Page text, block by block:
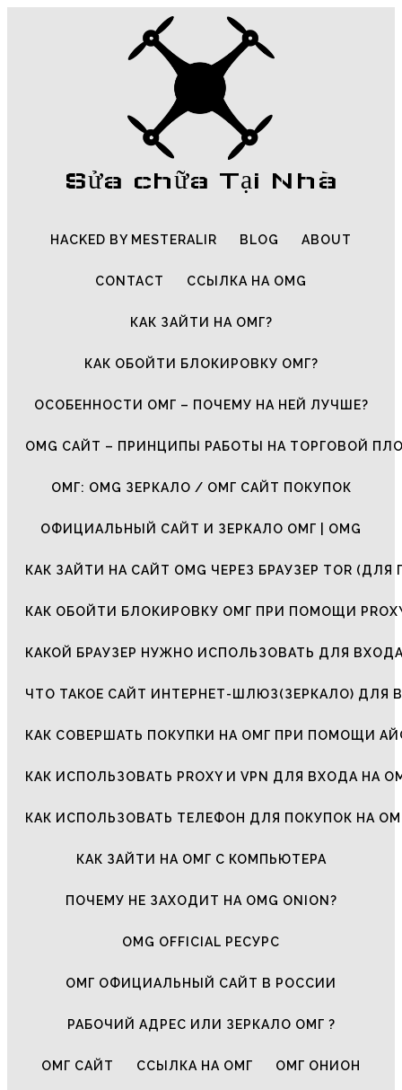
Sửa chữa Tại Nhà
HACKED BY MESTERALIR BLOG ABOUT
CONTACT ССЫЛКА НА OMG
КАК ЗАЙТИ НА ОМГ?
КАК ОБОЙТИ БЛОКИРОВКУ ОМГ?
ОСОБЕННОСТИ ОМГ – ПОЧЕМУ НА НЕЙ ЛУЧШЕ?
OMG САЙТ – ПРИНЦИПЫ РАБОТЫ НА ТОРГОВОЙ
ОМГ: OMG ЗЕРКАЛО / ОМГ САЙТ ПОКУПОК
ОФИЦИАЛЬНЫЙ САЙТ И ЗЕРКАЛО ОМГ | OMG
КАК ЗАЙТИ НА САЙТ OMG ЧЕРЕЗ БРАУЗЕР TOR (ДЛЯ
КАК ОБОЙТИ БЛОКИРОВКУ ОМГ ПРИ ПОМОЩИ
КАКОЙ БРАУЗЕР НУЖНО ИСПОЛЬЗОВАТЬ ДЛЯ
ЧТО ТАКОЕ САЙТ ИНТЕРНЕТ-ШЛЮЗ(ЗЕРКАЛО) ДЛЯ
КАК СОВЕРШАТЬ ПОКУПКИ НА ОМГ ПРИ ПОМОЩИ
КАК ИСПОЛЬЗОВАТЬ PROXY И VPN ДЛЯ ВХОДА НА
КАК ИСПОЛЬЗОВАТЬ ТЕЛЕФОН ДЛЯ ПОКУПОК НА
КАК ЗАЙТИ НА ОМГ С КОМПЬЮТЕРА
ПОЧЕМУ НЕ ЗАХОДИТ НА OMG ONION?
OMG OFFICIAL РЕСУРС
ОМГ ОФИЦИАЛЬНЫЙ САЙТ В РОССИИ
РАБОЧИЙ АДРЕС ИЛИ ЗЕРКАЛО ОМГ ?
ОМГ САЙТ ССЫЛКА НА ОМГ ОМГ ОНИОН